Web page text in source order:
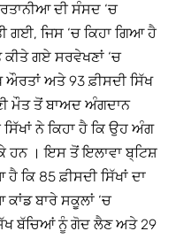
ਦੀ ਸੰਸਦ ‘ਚ
ਗਈ, ਜਿਸ ‘ਚ ਕਿਹਾ ਗਿਆ ਹੈ
ਕੀਤੇ ਗਏ ਸਰਵੇਖਣਾਂ ‘ਚ
ਅਤੇ 93 ਫ਼ੀਸਦੀ ਸਿੱਖ
ਮੌਤ ਤੋਂ ਬਾਅਦ ਅੰਗਦਾਨ
ਨੇ ਕਿਹਾ ਹੈ ਕਿ ਉਹ ਅੰਗ
ਹਨ । ਇਸ ਤੋਂ ਇਲਾਵਾ ਬ੍ਟਿਸ਼
ਕਿ 85 ਫ਼ੀਸਦੀ ਸਿੱਖਾਂ ਦਾ
ਬਾਰੇ ਸਕੂਲਾਂ ‘ਚ
ਬੱਚਿਆਂ ਨੂੰ ਗੋਦ ਲੈਣ ਅਤੇ 29